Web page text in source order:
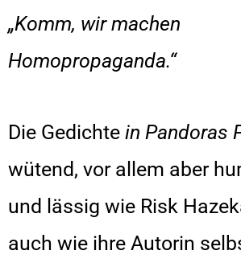
„Komm, wir machen
Homopropaganda.“
Die Gedichte in Pandoras
wütend, vor allem aber
und lässig wie Risk
auch wie ihre Autorin